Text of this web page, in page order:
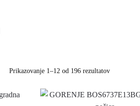
Prikazovanje 1–12 od 196 rezultatov